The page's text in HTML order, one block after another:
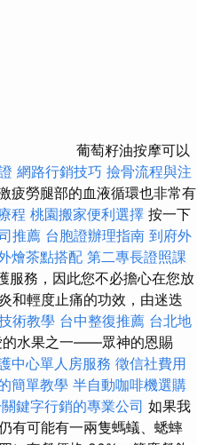
葡萄籽油按摩可以
網路行銷技巧 撿骨流程與注
疲勞腿部的血液循環也非常有
程 桃園搬家便利選擇 按一下
推薦 台胞證辦理指南 到府外
燴茶點搭配 第二專長證照課
服務，因此您不必擔心在您放
和輕度止痛的功效，由迷迭
術教學 台中整復推薦 台北地
的水果之一——眾神的恩賜
中心單人房服務 徵信社費用
簡單教學 半自動咖啡機選購
鍵字行銷的專業公司 如果我
有可能有一兩隻螞蟻、蟋蟀